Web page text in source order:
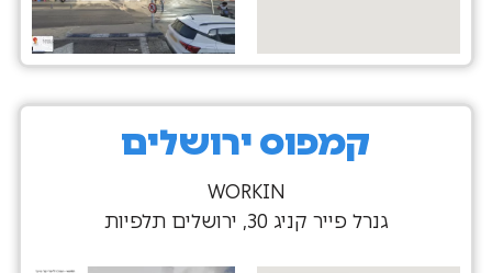
קמפוס ירושלים
WORKIN
גנרל פייר קניג 30, ירושלים תלפיות